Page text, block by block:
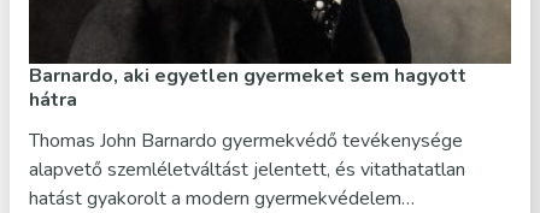
Barnardo, aki egyetlen gyermeket sem hagyott
hátra
Thomas John Barnardo gyermekvédő tevékenysége
alapvető szemléletváltást jelentett, és vitathatatlan
hatást gyakorolt a modern gyermekvédelem…